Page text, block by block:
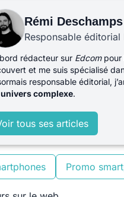
Rémi Deschamps
Responsable
rédacteur sur Edcom pour
et me suis spécialisé
responsable éditorial,
complexe.
tous ses articles
Promo